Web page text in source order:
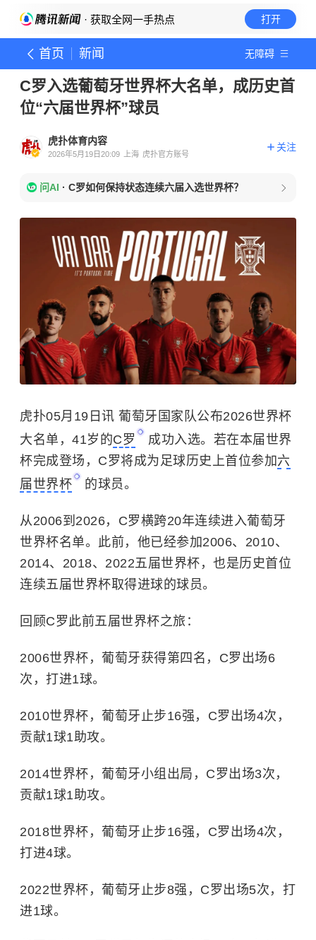
· 获取全网一手热点 打开
首页 新闻 无障碍
C罗入选葡萄牙世界杯大名单，成历史首
位“六届世界杯”球员
虎扑体育内容
2026年5月19日20:09 上海 虎扑官方账号
关注
问AI · C罗如何保持状态连续六届入选世界杯？
虎扑05月19日讯 葡萄牙国家队公布2026世界杯
大名单，41岁的C罗
成功入选。若在本届世界
杯完成登场，C罗将成为足球历史上首位参加 六
届世界杯
的球员。
从2006到2026，C罗横跨20年连续进入葡萄牙
世界杯名单。此前，他已经参加2006、2010、
2014、2018、2022五届世界杯，也是历史首位
连续五届世界杯取得进球的球员。
回顾C罗此前五届世界杯之旅：
2006世界杯，葡萄牙获得第四名，C罗出场6
次，打进1球。
2010世界杯，葡萄牙止步16强，C罗出场4次，
贡献1球1助攻。
2014世界杯，葡萄牙小组出局，C罗出场3次，
贡献1球1助攻。
2018世界杯，葡萄牙止步16强，C罗出场4次，
打进4球。
2022世界杯，葡萄牙止步8强，C罗出场5次，打
进1球。